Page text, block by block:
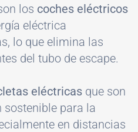
los coches eléctricos
eléctrica
lo que elimina las
del tubo de escape.
eléctricas que son
sostenible para la
en distancias